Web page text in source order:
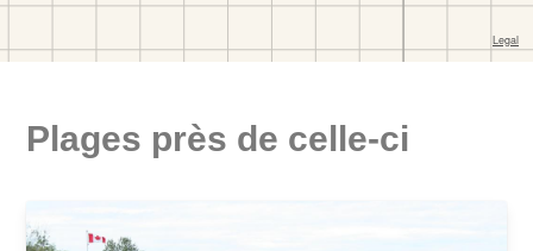
Plages près de celle-ci